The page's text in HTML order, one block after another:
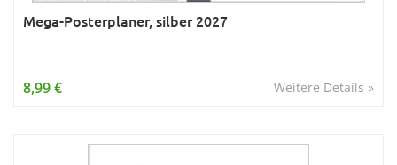
Mega-Posterplaner, silber 2027
Weitere Details »
8,99 €